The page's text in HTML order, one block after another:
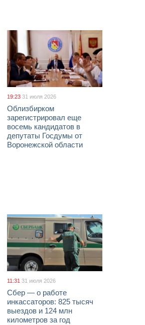
19:23 31 июля 2026
Облизбирком
зарегистрировал еще
восемь кандидатов в
депутаты Госдумы от
Воронежской области
11:31 31 июля 2026
Сбер — о работе
инкассаторов: 825 тысяч
выездов и 124 млн
километров за год